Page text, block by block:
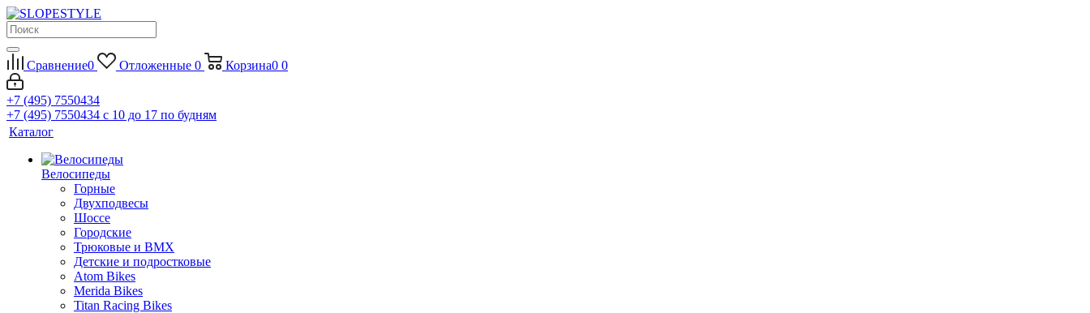
Сравнение0 Отложенные 0 Корзина0 0
+7 (495) 7550434
+7 (495) 7550434 с 10 до 17 по будням
Каталог
Велосипеды
Горные
Двухподвесы
Шоссе
Городские
Трюковые и BMX
Детские и подростковые
Atom Bikes
Merida Bikes
Titan Racing Bikes